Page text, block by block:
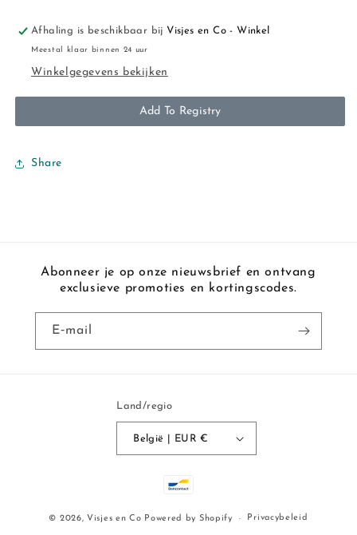
Afhaling is beschikbaar bijVisjes en Co - Winkel
Meestal klaar binnen 24 uur
Winkelgegevens bekijken
Add To Registry
Share
Abonneer je op onze nieuwsbrief en ontvang
exclusieve promoties en kortingscodes.
E‑mail
Land/regio
België | EUR €
Betaalmethoden
© 2026, Visjes en Co Powered by Shopify Privacybeleid